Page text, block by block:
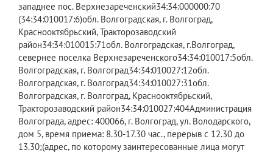
западнее пос. Верхнезареченский34:34:000000:70
(34:34:010017:6)обл. Волгоградская, г. Волгоград,
Краснооктябрьский, Тракторозаводский
район34:34:010015:71обл. Волгоградская, г.Волгоград,
севернее поселка Верхнезареченского34:34:010017:5обл.
Волгоградская, г. Волгоград34:34:010027:12обл.
Волгоградская, г. Волгоград34:34:010027:31обл.
Волгоградская, г. Волгоград, Краснооктябрьский,
Тракторозаводский район34:34:010027:404Администрация
Волгограда, адрес: 400066, г. Волгоград, ул. Володарского,
дом 5, время приема: 8.30-17.30 час., перерыв с 12.30 до
13.30;(адрес, по которому заинтересованные лица могут